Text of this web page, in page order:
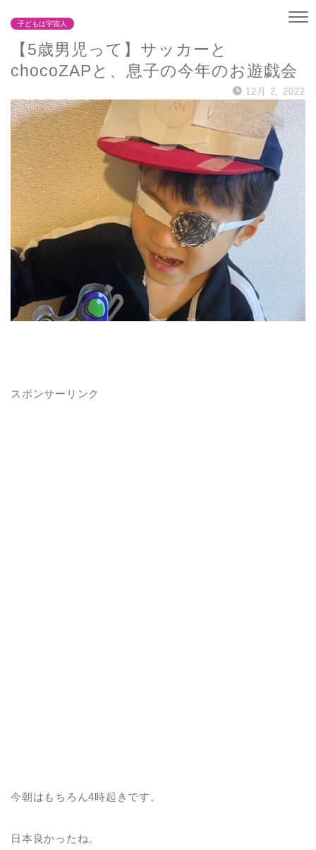
子どもは宇宙人
【5歳男児って】サッカーと
chocoZAPと、息子の今年のお遊戯会
12月 2, 2022
スポンサーリンク
今朝はもちろん4時起きです。
日本良かったね。